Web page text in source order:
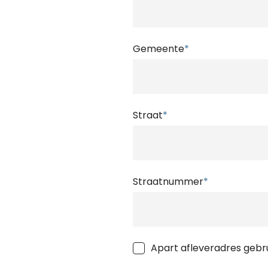
Gemeente*
Straat*
Straatnummer*
Apart afleveradres